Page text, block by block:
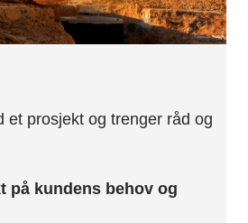
et prosjekt og trenger råd og
på kundens behov og